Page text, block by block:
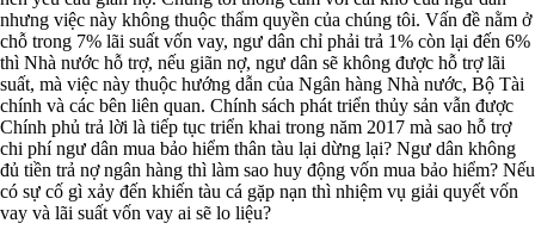
nhưng việc này không thuộc thẩm quyền của chúng tôi. Vấn đề nằm ở
chỗ trong 7% lãi suất vốn vay, ngư dân chỉ phải trả 1% còn lại đến 6%
thì Nhà nước hỗ trợ, nếu giãn nợ, ngư dân sẽ không được hỗ trợ lãi
suất, mà việc này thuộc hướng dẫn của Ngân hàng Nhà nước, Bộ Tài
chính và các bên liên quan. Chính sách phát triển thủy sản vẫn được
Chính phủ trả lời là tiếp tục triển khai trong năm 2017 mà sao hỗ trợ
chi phí ngư dân mua bảo hiểm thân tàu lại dừng lại? Ngư dân không
đủ tiền trả nợ ngân hàng thì làm sao huy động vốn mua bảo hiểm? Nếu
có sự cố gì xảy đến khiến tàu cá gặp nạn thì nhiệm vụ giải quyết vốn
vay và lãi suất vốn vay ai sẽ lo liệu?